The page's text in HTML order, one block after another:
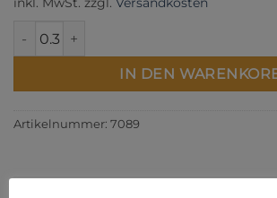
Cottage Cloth - Shadow Menge
IN DEN
Artikelnummer: 7089